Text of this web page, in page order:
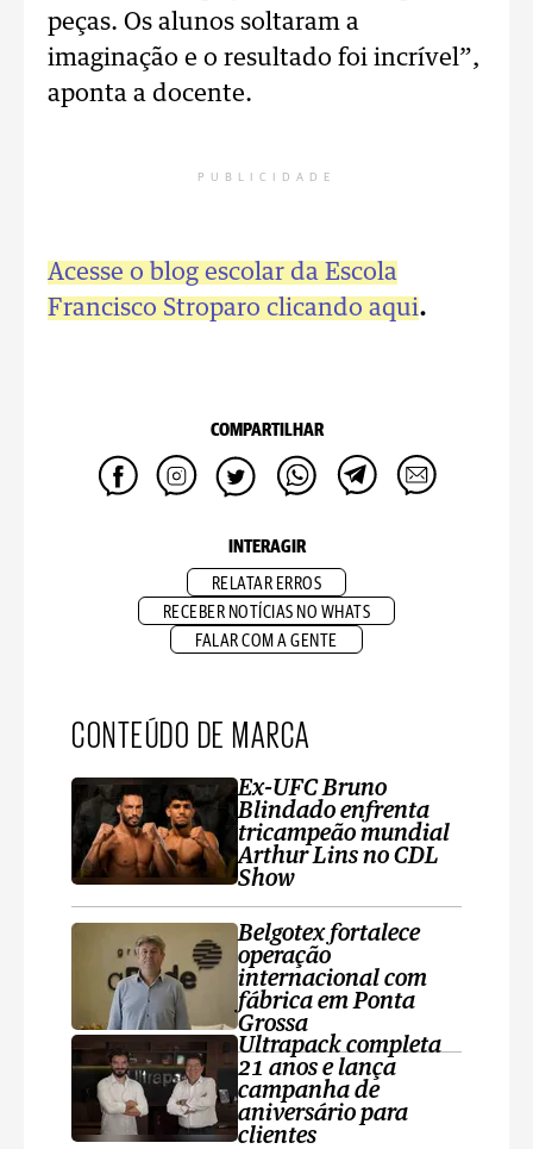
peças. Os alunos soltaram a
imaginação e o resultado foi incrível”,
aponta a docente.
PUBLICIDADE
Acesse o blog escolar da Escola
Francisco Stroparo clicando aqui.
COMPARTILHAR
INTERAGIR
RELATAR ERROS
RECEBER NOTÍCIAS NO WHATS
FALAR COM A GENTE
CONTEÚDO DE MARCA
Ex-UFC Bruno
Blindado enfrenta
tricampeão mundial
Arthur Lins no CDL
Show
Belgotex fortalece
operação
internacional com
fábrica em Ponta
Grossa
Ultrapack completa
21 anos e lança
campanha de
aniversário para
clientes